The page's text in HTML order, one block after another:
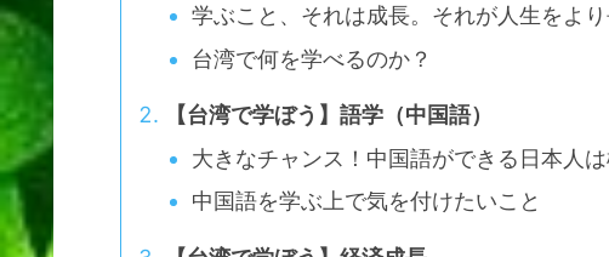
学ぶこと、それは成長。それが人生をよ
台湾で何を学べるのか？
【台湾で学ぼう】語学（中国語）
大きなチャンス！中国語ができる日本人
中国語を学ぶ上で気を付けたいこと